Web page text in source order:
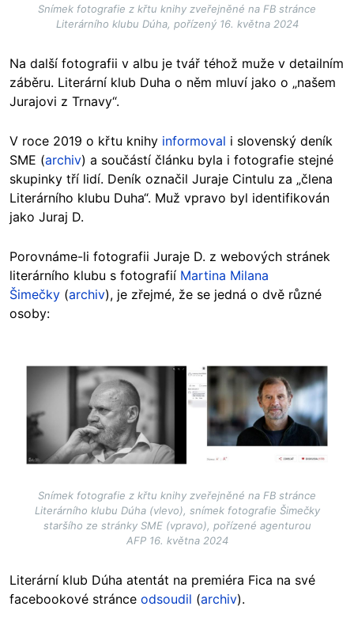
Snímek fotografie z křtu knihy zveřejněné na FB stránce
Literárního klubu Dúha, pořízený 16. května 2024
Na další fotografii v albu je tvář téhož muže v detailním
záběru. Literární klub Duha o něm mluví jako o „našem
Jurajovi z Trnavy“.
V roce 2019 o křtu knihy informoval i slovenský deník
SME (archiv) a součástí článku byla i fotografie stejné
skupinky tří lidí. Deník označil Juraje Cintulu za „člena
Literárního klubu Duha“. Muž vpravo byl identifikován
jako Juraj D.
Porovnáme-li fotografii Juraje D. z webových stránek
literárního klubu s fotografií Martina Milana
Šimečky (archiv), je zřejmé, že se jedná o dvě různé
osoby:
Snímek fotografie z křtu knihy zveřejněné na FB stránce
Literárního klubu Dúha (vlevo), snímek fotografie Šimečky
staršího ze stránky SME (vpravo), pořízené agenturou
AFP 16. května 2024
Literární klub Dúha atentát na premiéra Fica na své
facebookové stránce odsoudil (archiv).